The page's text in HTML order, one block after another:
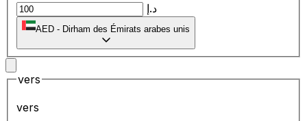
د.إ
AED - Dirham des Émirats arabes unis
vers
vers